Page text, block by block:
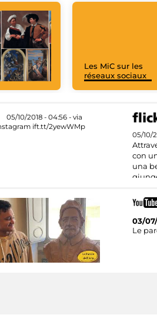
Les MiC sur les
réseaux sociaux
05/10/
con
una
03/
Le